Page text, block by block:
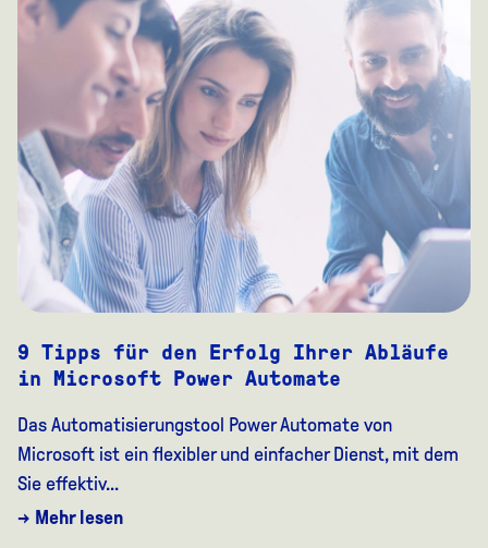
9 Tipps für den Erfolg Ihrer Abläufe
in Microsoft Power Automate
Das Automatisierungstool Power Automate von
Microsoft ist ein flexibler und einfacher Dienst, mit dem
Sie effektiv...
→ Mehr lesen